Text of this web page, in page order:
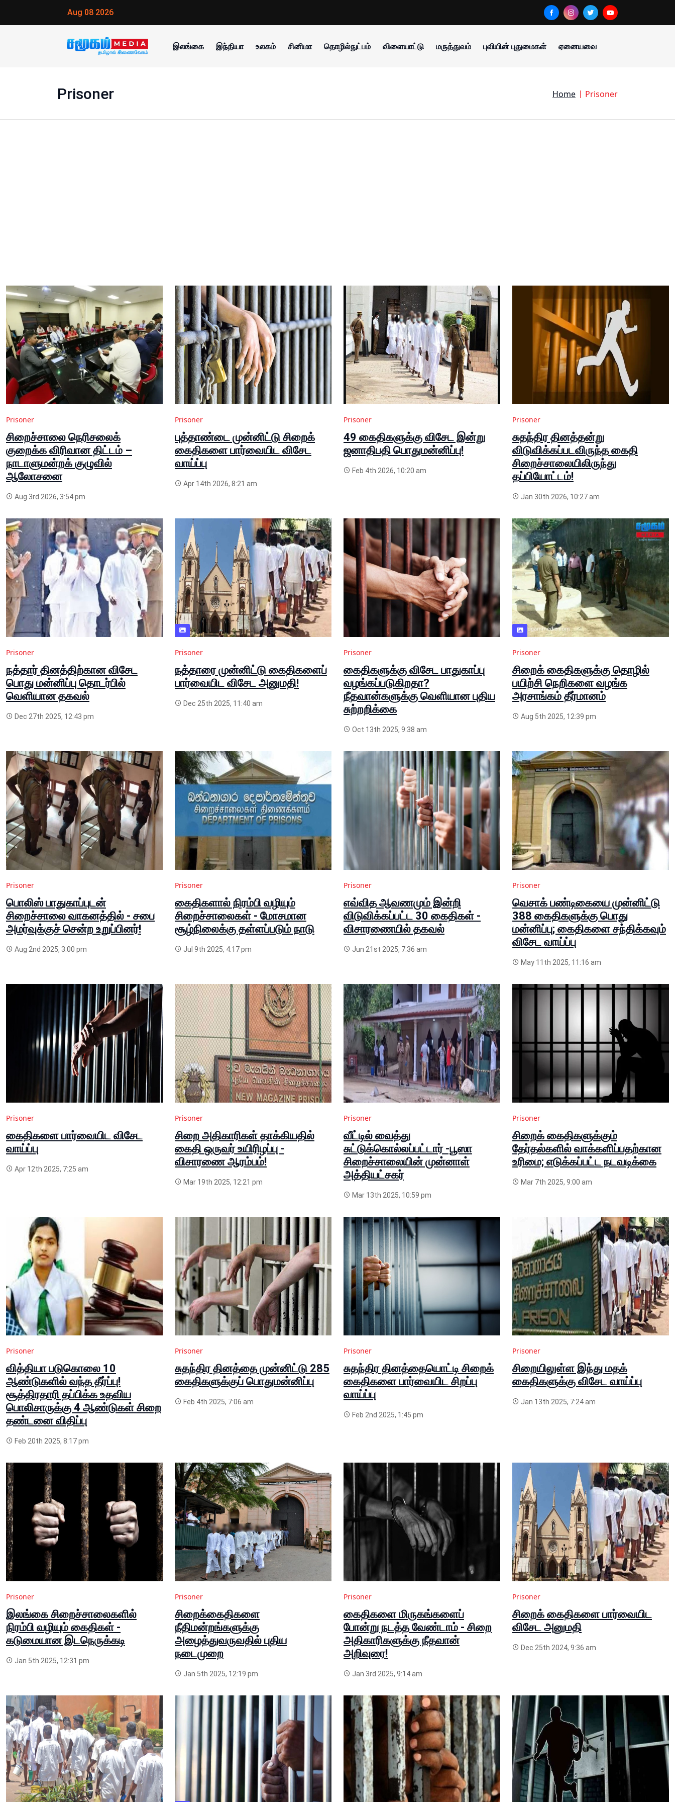
Aug 08 2026
இலங்கை இந்தியா உலகம் சினிமா தொழில்நுட்பம் விளையாட்டு மருத்துவம் புவியின் புதுமைகள் ஏனையவை
Prisoner Home Prisoner
Prisoner
சிறைச்சாலை நெரிசலைக்
குறைக்க விரிவான திட்டம் –
நாடாளுமன்றக் குழுவில்
ஆலோசனை
Aug 3rd 2026, 3:54 pm
Prisoner
புத்தாண்டை முன்னிட்டு சிறைக்
கைதிகளை பார்வையிட விசேட
வாய்ப்பு
Apr 14th 2026, 8:21 am
Prisoner
49 கைதிகளுக்கு விசேட இன்று
ஜனாதிபதி பொதுமன்னிப்பு!
Feb 4th 2026, 10:20 am
Prisoner
சுதந்திர தினத்தன்று
விடுவிக்கப்படவிருந்த கைதி
சிறைச்சாலையிலிருந்து
தப்பியோட்டம்!
Jan 30th 2026, 10:27 am
Prisoner
நத்தார் தினத்திற்கான விசேட
பொது மன்னிப்பு தொடர்பில்
வெளியான தகவல்
Dec 27th 2025, 12:43 pm
Prisoner
​நத்தாரை முன்னிட்டு கைதிகளைப்
பார்வையிட விசேட அனுமதி!
Dec 25th 2025, 11:40 am
Prisoner
கைதிகளுக்கு விசேட பாதுகாப்பு
வழங்கப்படுகிறதா?
நீதவான்களுக்கு வெளியான புதிய
சுற்றறிக்கை
Oct 13th 2025, 9:38 am
Prisoner
சிறைக் கைதிகளுக்கு தொழில்
பயிற்சி நெறிகளை வழங்க
அரசாங்கம் தீர்மானம்
Aug 5th 2025, 12:39 pm
Prisoner
பொலிஸ் பாதுகாப்புடன்
சிறைச்சாலை வாகனத்தில் - சபை
அமர்வுக்குச் சென்ற உறுப்பினர்!
Aug 2nd 2025, 3:00 pm
Prisoner
கைதிகளால் நிரம்பி வழியும்
சிறைச்சாலைகள் - மோசமான
சூழ்நிலைக்கு தள்ளப்படும் நாடு
Jul 9th 2025, 4:17 pm
Prisoner
எவ்வித ஆவணமும் இன்றி
விடுவிக்கப்பட்ட 30 கைதிகள் -
விசாரணையில் தகவல்
Jun 21st 2025, 7:36 am
Prisoner
வெசாக் பண்டிகையை முன்னிட்டு
388 கைதிகளுக்கு பொது
மன்னிப்பு; கைதிகளை சந்திக்கவும்
விசேட வாய்ப்பு
May 11th 2025, 11:16 am
Prisoner
கைதிகளை பார்வையிட விசேட
வாய்ப்பு
Apr 12th 2025, 7:25 am
Prisoner
சிறை அதிகாரிகள் தாக்கியதில்
கைதி ஒருவர் உயிரிழப்பு -
விசாரணை ஆரம்பம்!
Mar 19th 2025, 12:21 pm
Prisoner
வீட்டில் வைத்து
சுட்டுக்கொல்லப்பட்டார் -பூஸா
சிறைச்சாலையின் முன்னாள்
அத்தியட்சகர்
Mar 13th 2025, 10:59 pm
Prisoner
சிறைக் கைதிகளுக்கும்
தேர்தல்களில் வாக்களிப்பதற்கான
உரிமை; எடுக்கப்பட்ட நடவடிக்கை
Mar 7th 2025, 9:00 am
Prisoner
வித்தியா படுகொலை 10
ஆண்டுகளில் வந்த தீர்ப்பு!
சூத்திரதாரி தப்பிக்க உதவிய
பொலிசாருக்கு 4 ஆண்டுகள் சிறை
தண்டனை விதிப்பு
Feb 20th 2025, 8:17 pm
Prisoner
சுதந்திர தினத்தை முன்னிட்டு 285
கைதிகளுக்குப் பொதுமன்னிப்பு
Feb 4th 2025, 7:06 am
Prisoner
சுதந்திர தினத்தையொட்டி சிறைக்
கைதிகளை பார்வையிட சிறப்பு
வாய்ப்பு
Feb 2nd 2025, 1:45 pm
Prisoner
சிறையிலுள்ள இந்து மதக்
கைதிகளுக்கு விசேட வாய்ப்பு
Jan 13th 2025, 7:24 am
Prisoner
இலங்கை சிறைச்சாலைகளில்
நிரம்பி வழியும் கைதிகள் -
கடுமையான இடநெருக்கடி
Jan 5th 2025, 12:31 pm
Prisoner
சிறைக்கைதிகளை
நீதிமன்றங்களுக்கு
அழைத்துவருவதில் புதிய
நடைமுறை
Jan 5th 2025, 12:19 pm
Prisoner
கைதிகளை மிருகங்களைப்
போன்று நடத்த வேண்டாம் - சிறை
அதிகாரிகளுக்கு நீதவான்
அறிவுரை!
Jan 3rd 2025, 9:14 am
Prisoner
சிறைக் கைதிகளை பார்வையிட
விசேட அனுமதி
Dec 25th 2024, 9:36 am